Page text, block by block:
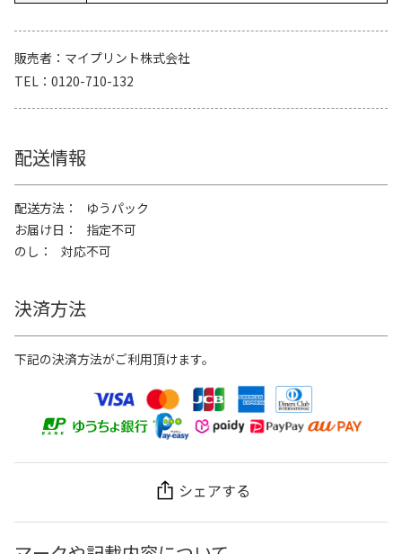
販売者
マイプリント株式会社
TEL
0120-710-132
配送情報
配送方法
ゆうパック
お届け日
指定不可
のし
対応不可
決済方法
下記の決済方法がご利用頂けます。
シェアする